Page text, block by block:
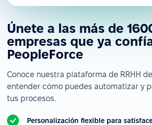
Únete a las más de
empresas que ya
PeopleForce
Conoce nuestra plataforma de RRHH
entender cómo puedes automatizar y
tus procesos.
Personalización flexible para